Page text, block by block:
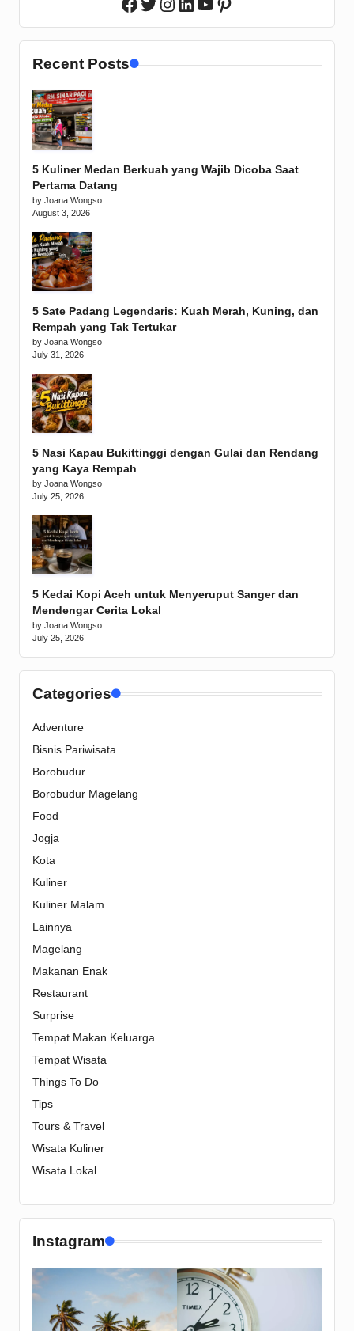
Recent Posts
5 Kuliner Medan Berkuah yang Wajib Dicoba Saat
Pertama Datang
by Joana Wongso
August 3, 2026
5 Sate Padang Legendaris: Kuah Merah, Kuning, dan
Rempah yang Tak Tertukar
by Joana Wongso
July 31, 2026
5 Nasi Kapau Bukittinggi dengan Gulai dan Rendang
yang Kaya Rempah
by Joana Wongso
July 25, 2026
5 Kedai Kopi Aceh untuk Menyeruput Sanger dan
Mendengar Cerita Lokal
by Joana Wongso
July 25, 2026
Categories
Adventure
Bisnis Pariwisata
Borobudur
Borobudur Magelang
Food
Jogja
Kota
Kuliner
Kuliner Malam
Lainnya
Magelang
Makanan Enak
Restaurant
Surprise
Tempat Makan Keluarga
Tempat Wisata
Things To Do
Tips
Tours & Travel
Wisata Kuliner
Wisata Lokal
Instagram